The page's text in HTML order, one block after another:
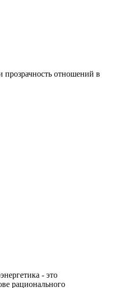
прозрачность отношений в
- это
рационального